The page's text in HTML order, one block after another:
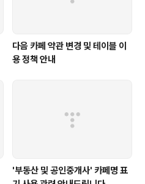
다음 카페 약관 변경 및 테이블 이
용 정책 안내
'부동산 및 공인중개사' 카페명 표